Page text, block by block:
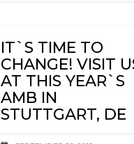
IT`S TIME TO
CHANGE! VISIT US
AT THIS YEAR`S
AMB IN
STUTTGART, DE